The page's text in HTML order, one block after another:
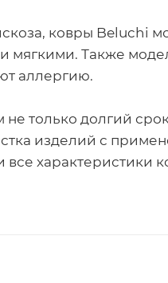
ковры Beluchi
Также
аллергию.
только долгий
изделий с
характеристики